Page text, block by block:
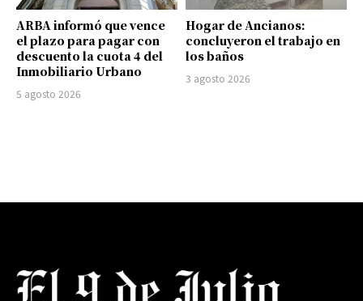
ARBA informó que vence
el plazo para pagar con
descuento la cuota 4 del
Inmobiliario Urbano
5 agosto 2026
Hogar de Ancianos:
concluyeron el trabajo en
los baños
3 agosto 2026